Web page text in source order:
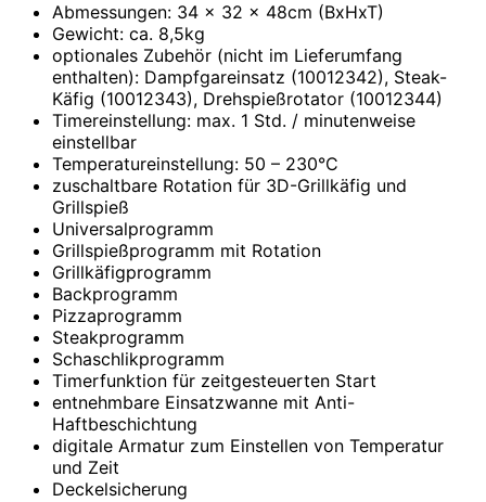
Abmessungen: 34 x 32 x 48cm (BxHxT)
Gewicht: ca. 8,5kg
optionales Zubehör (nicht im Lieferumfang
enthalten): Dampfgareinsatz (10012342), Steak-
Käfig (10012343), Drehspießrotator (10012344)
Timereinstellung: max. 1 Std. / minutenweise
einstellbar
Temperatureinstellung: 50 – 230°C
zuschaltbare Rotation für 3D-Grillkäfig und
Grillspieß
Universalprogramm
Grillspießprogramm mit Rotation
Grillkäfigprogramm
Backprogramm
Pizzaprogramm
Steakprogramm
Schaschlikprogramm
Timerfunktion für zeitgesteuerten Start
entnehmbare Einsatzwanne mit Anti-
Haftbeschichtung
digitale Armatur zum Einstellen von Temperatur
und Zeit
Deckelsicherung